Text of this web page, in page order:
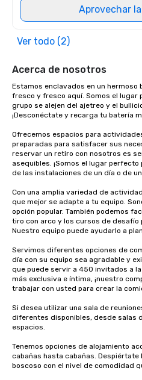
Aprovechar
Ver todo (2)
Acerca de nosotros
Estamos enclavados en un hermoso
fresco y fresco aquí. Somos el lugar
grupo se alejen del ajetreo y el
¡Desconéctate y recarga tu batería
Ofrecemos espacios para
preparadas para satisfacer sus
reservar un retiro con nosotros es
asequibles. ¡Somos el lugar
de las instalaciones de un día o de
Con una amplia variedad de
que mejor se adapte a tu equipo.
opción popular. También podemos
tiro con arco y los cursos de desafío
Nuestro equipo puede ayudarlo a
Servimos diferentes opciones de
día con su equipo sea agradable y
que puede servir a 450 invitados a
más exclusiva e íntima, ¡nuestro
trabajar con usted para crear la
Si desea utilizar una sala de
diferentes disponibles, desde salas
espacios.
Tenemos opciones de alojamiento
cabañas hasta cabañas. Despiértate
boscoso con el nivel de comodidad